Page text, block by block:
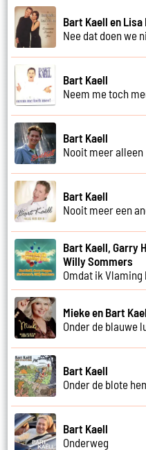
Bart Kaell en Lisa
Nee dat doen we
Bart Kaell
Neem me toch
Bart Kaell
Nooit meer alleen
Bart Kaell
Nooit meer een
Bart Kaell, Garry
Willy Sommers
Omdat ik Vlaming
Mieke en Bart
Onder de blauwe
Bart Kaell
Onder de blote
Bart Kaell
Onderweg